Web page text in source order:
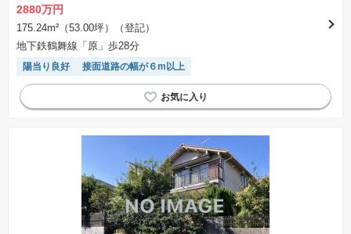
2880万円
175.24m²（53.00坪）（登記）
地下鉄鶴舞線「原」歩28分
陽当り良好 接面道路の幅が６m以上